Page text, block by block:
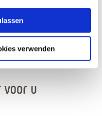
verwenden
voor u